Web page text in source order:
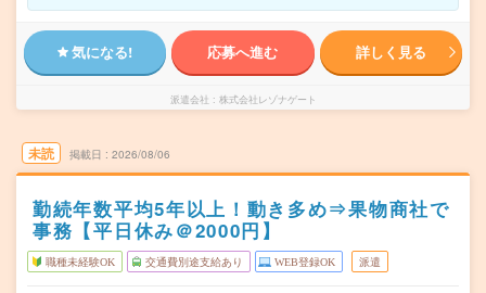
気になる! 応募へ進む 詳しく見る
派遣会社 株式会社レゾナゲート
未読 掲載日 2026/08/06
勤続年数平均5年以上！動き多め⇒果物商社で
事務【平日休み＠2000円】
職種未経験OK 交通費別途支給あり WEB登録OK 派遣